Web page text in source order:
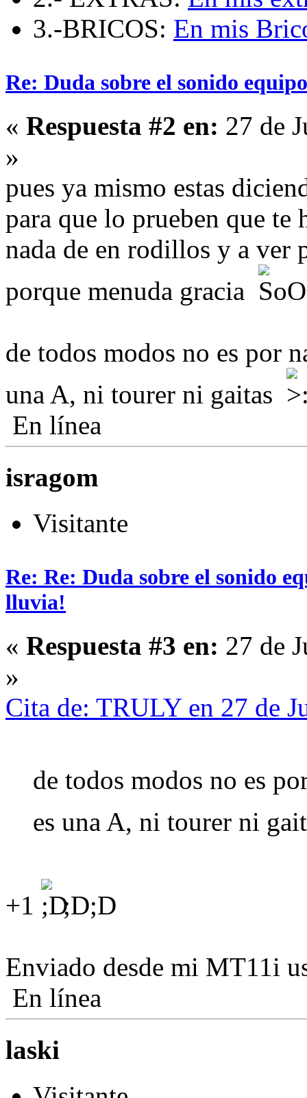
3.-BRICOS: En mis
Re: Duda sobre el sonido
« Respuesta #2 en: 27 de
»
pues ya mismo estas
para que lo prueben que te
nada de en rodillos y a ver
porque menuda gracia
de todos modos no es por
una A, ni tourer ni gaitas
En línea
isragom
Visitante
Re: Re: Duda sobre el sonido
lluvia!
« Respuesta #3 en: 27 de
»
Cita de: TRULY en 27 de
de todos modos no es
es una A, ni tourer ni
+1 ;D;D
Enviado desde mi MT11i
En línea
laski